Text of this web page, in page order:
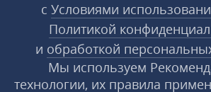
с Условиями
Политикой
и обработкой
Мы используем
технологии, их правила